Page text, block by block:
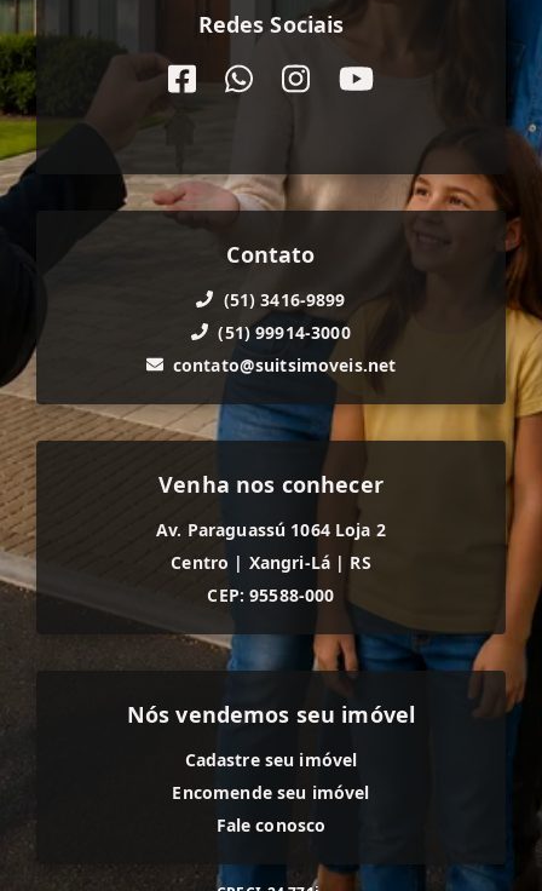
Redes Sociais
Contato
(51) 3416-9899
(51) 99914-3000
contato@suitsimoveis.net
Venha nos conhecer
Av. Paraguassú 1064 Loja 2
Centro | Xangri-Lá | RS
CEP: 95588-000
Nós vendemos seu imóvel
Cadastre seu imóvel
Encomende seu imóvel
Fale conosco